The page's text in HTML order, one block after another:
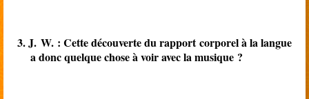
3.J. W. : Cette découverte du rapport corporel à la langue
a donc quelque chose à voir avec la musique ?